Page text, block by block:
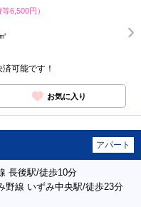
等6,500円）
可能です！
お気に入り
アパート
長後駅/徒歩10分
野線 いずみ中央駅/徒歩23分